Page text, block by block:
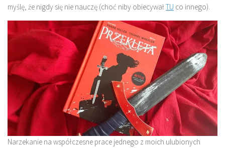
myślę, że nigdy się nie nauczę (choć niby obiecywałTU co innego).
Narzekanie na współczesne prace jednego z moich ulubionych